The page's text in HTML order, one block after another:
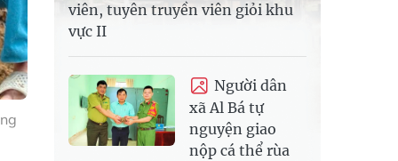
viên, tuyên truyền viên giỏi khu
vực II
Người dân
xã Al Bá tự
nguyện giao
nộp cá thể rùa